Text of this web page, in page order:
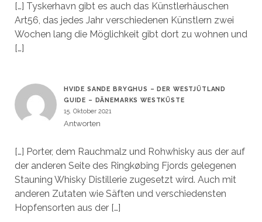
[…] Tyskerhavn gibt es auch das Künstlerhäuschen
Art56, das jedes Jahr verschiedenen Künstlern zwei
Wochen lang die Möglichkeit gibt dort zu wohnen und
[…]
HVIDE SANDE BRYGHUS – DER WESTJÜTLAND
GUIDE – DÄNEMARKS WESTKÜSTE
15. Oktober 2021
Antworten
[…] Porter, dem Rauchmalz und Rohwhisky aus der auf
der anderen Seite des Ringkøbing Fjords gelegenen
Stauning Whisky Distillerie zugesetzt wird. Auch mit
anderen Zutaten wie Säften und verschiedensten
Hopfensorten aus der […]